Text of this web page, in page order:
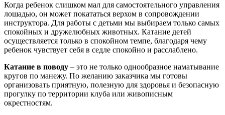
Когда ребенок слишком мал для самостоятельного управления
лошадью, он может покататься верхом в сопровождении
инструктора. Для работы с детьми мы выбираем только самых
спокойных и дружелюбных животных. Катание детей
осуществляется только в спокойном темпе, благодаря чему
ребенок чувствует себя в седле спокойно и расслаблено.
Катание в поводу – это не только однообразное наматывание
кругов по манежу. По желанию заказчика мы готовы
организовать приятную, полезную для здоровья и безопасную
прогулку по территории клуба или живописным
окрестностям.